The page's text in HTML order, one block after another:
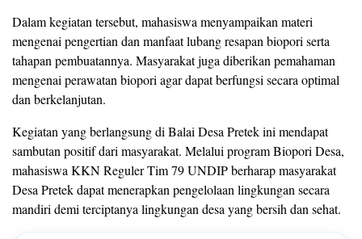
Dalam kegiatan tersebut, mahasiswa menyampaikan materi
mengenai pengertian dan manfaat lubang resapan biopori serta
tahapan pembuatannya. Masyarakat juga diberikan pemahaman
mengenai perawatan biopori agar dapat berfungsi secara optimal
dan berkelanjutan.
Kegiatan yang berlangsung di Balai Desa Pretek ini mendapat
sambutan positif dari masyarakat. Melalui program Biopori Desa,
mahasiswa KKN Reguler Tim 79 UNDIP berharap masyarakat
Desa Pretek dapat menerapkan pengelolaan lingkungan secara
mandiri demi terciptanya lingkungan desa yang bersih dan sehat.